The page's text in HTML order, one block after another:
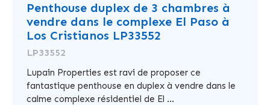
Penthouse duplex de 3 chambres à
vendre dans le complexe El Paso à
Los Cristianos LP33552
LP33552
Lupain Properties est ravi de proposer ce
fantastique penthouse en duplex à vendre dans le
calme complexe résidentiel de El ...